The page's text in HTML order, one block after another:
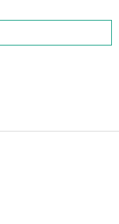
dáma:...